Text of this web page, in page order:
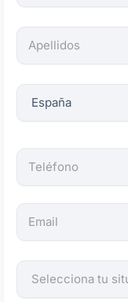
son
obligatorios.